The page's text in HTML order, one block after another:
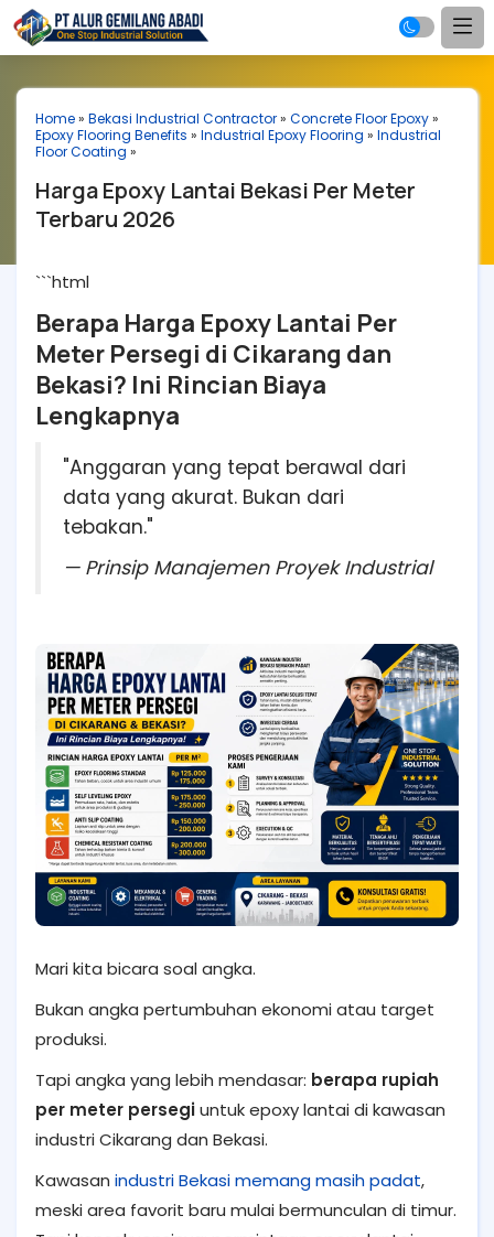
Home» Bekasi Industrial Contractor» Concrete Floor Epoxy»
Epoxy Flooring Benefits » Industrial Epoxy Flooring » Industrial
Floor Coating »
Harga Epoxy Lantai Bekasi Per Meter
Terbaru 2026
```html
Berapa Harga Epoxy Lantai Per
Meter Persegi di Cikarang dan
Bekasi? Ini Rincian Biaya
Lengkapnya
"Anggaran yang tepat berawal dari
data yang akurat. Bukan dari
tebakan."
— Prinsip Manajemen Proyek Industrial
Mari kita bicara soal angka.
Bukan angka pertumbuhan ekonomi atau target
produksi.
Tapi angka yang lebih mendasar: berapa rupiah
per meter persegiuntuk epoxy lantai di kawasan
industri Cikarang dan Bekasi.
Kawasan industri Bekasi memang masih padat,
meski area favorit baru mulai bermunculan di timur.